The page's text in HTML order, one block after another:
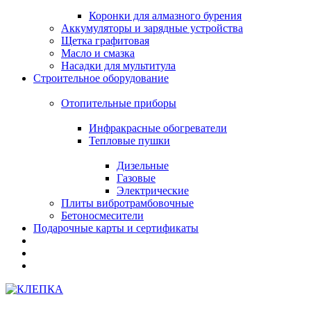
Коронки для алмазного бурения
Аккумуляторы и зарядные устройства
Щетка графитовая
Масло и смазка
Насадки для мультитула
Строительное оборудование
Отопительные приборы
Инфракрасные обогреватели
Тепловые пушки
Дизельные
Газовые
Электрические
Плиты вибротрамбовочные
Бетоносмесители
Подарочные карты и сертификаты